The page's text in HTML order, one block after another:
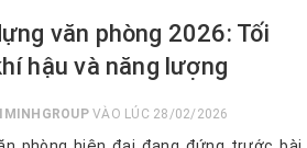
văn phòng 2026: Tối
hậu và năng lượng
VÀO LÚC 28/02/2026